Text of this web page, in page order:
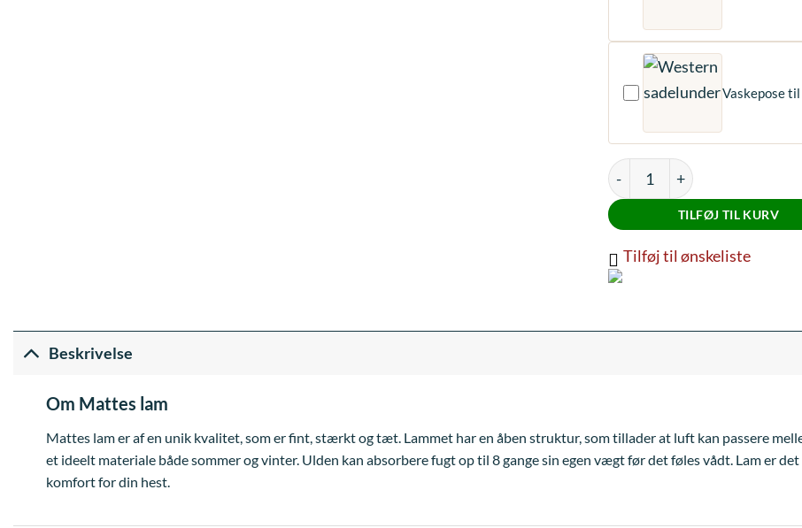
Vaskepose
Mattes Pads, m. lam under
TILFØJ TIL KURV
Tilføj til ønskeliste
Beskrivelse
Om Mattes lam
Mattes lam er af en unik kvalitet, som er fint, stærkt og tæt. Lammet har en åben struktur, som tillader at luft kan passere
et ideelt materiale både sommer og vinter. Ulden kan absorbere fugt op til 8 gange sin egen vægt før det føles vådt. Lam er
komfort for din hest.